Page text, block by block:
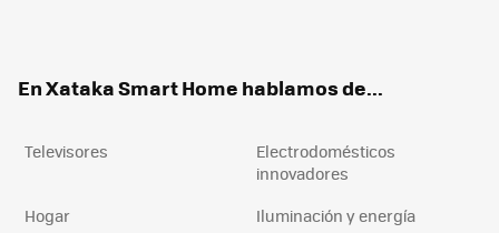
En Xataka Smart Home hablamos de...
Televisores
Electrodomésticos
innovadores
Hogar
Iluminación y energía